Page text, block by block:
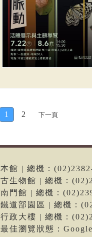
1 2 下一頁
本館 | 總機：
古生物館 | 總機：
南門館 | 總機：
鐵道部園區 | 總機：
行政大樓 | 總機：
最佳瀏覽狀態：